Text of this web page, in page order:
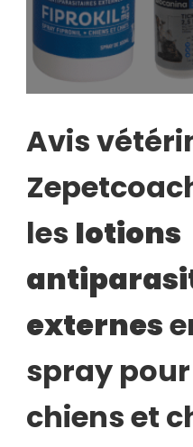
Avis
les lotions
externes
spray pour
chiens et